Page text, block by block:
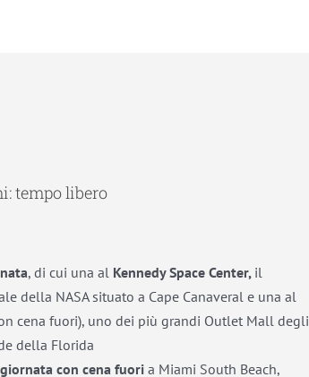
tempo libero
, di cui una al Kennedy Space Center, il
della NASA situato a Cape Canaveral e una al
cena fuori), uno dei più grandi Outlet Mall degli
della Florida
con cena fuori a Miami South Beach,